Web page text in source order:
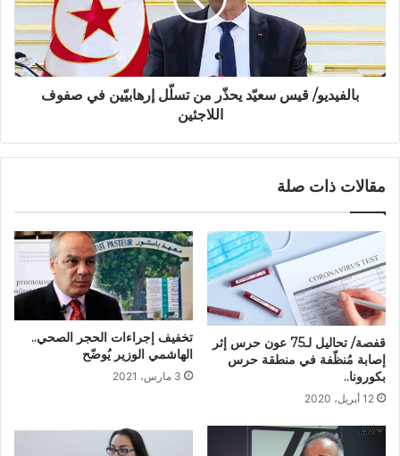
بالفيديو/ قيس سعيّد يحذّر من تسلّل إرهابيّين في صفوف
اللاجئين
مقالات ذات صلة
قفصة/ تحاليل لـ75 عون حرس إثر
إصابة مُنظّفة في منطقة حرس
بكورونا..
12 أبريل، 2020
تخفيف إجراءات الحجر الصحي..
الهاشمي الوزير يُوضّح
3 مارس، 2021